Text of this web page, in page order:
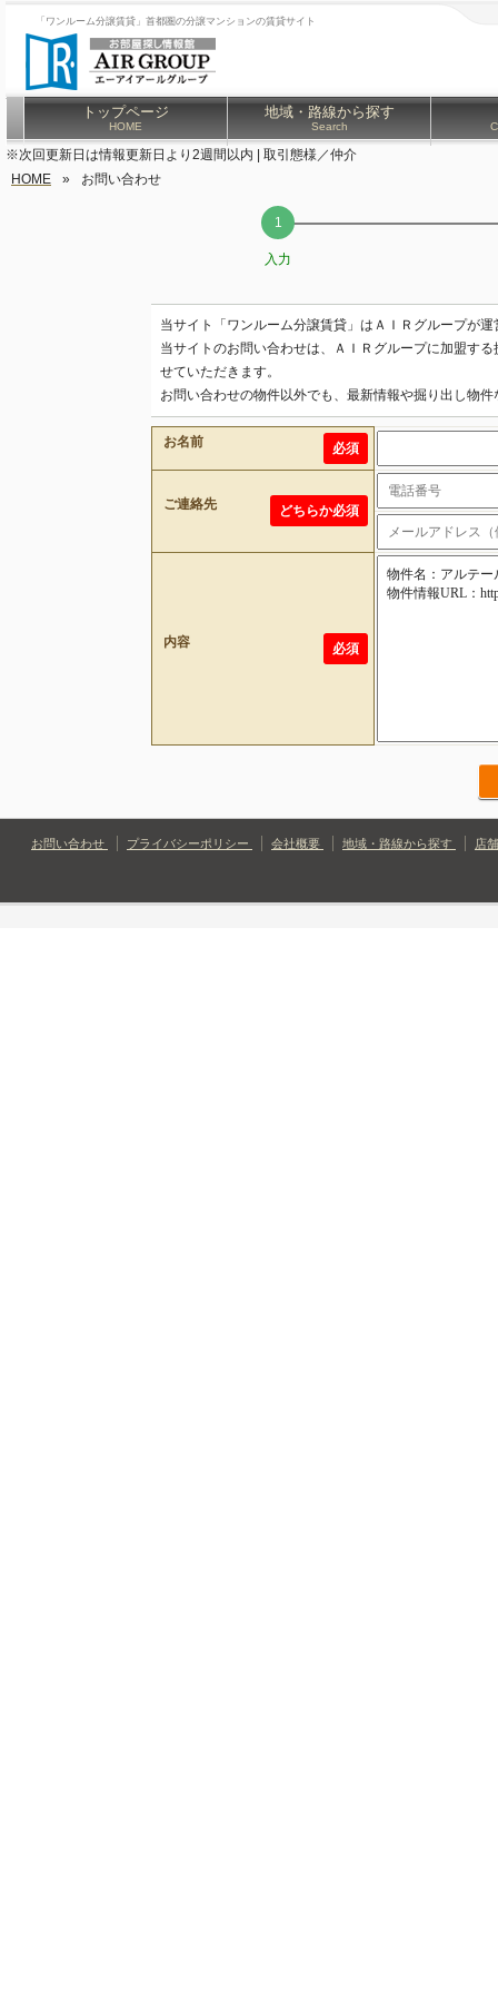
「ワンルーム分譲賃貸」首都圏の分譲マンションの賃貸サイト
トップページ
HOME
地域・路線から探す
Search
※次回更新日は情報更新日より2週間以内 | 取引態様／仲介
HOME
» お問い合わせ
入力
当サイト「ワンルーム分譲賃貸」はＡＩＲグループが
当サイトのお問い合わせは、ＡＩＲグループに加盟す
せていただきます。
お問い合わせの物件以外でも、最新情報や掘り出し物
お名前 必須
ご連絡先 どちらか必須
内容 必須
お問い合わせ プライバシーポリシー 会社概要 地域・路線から探す 店